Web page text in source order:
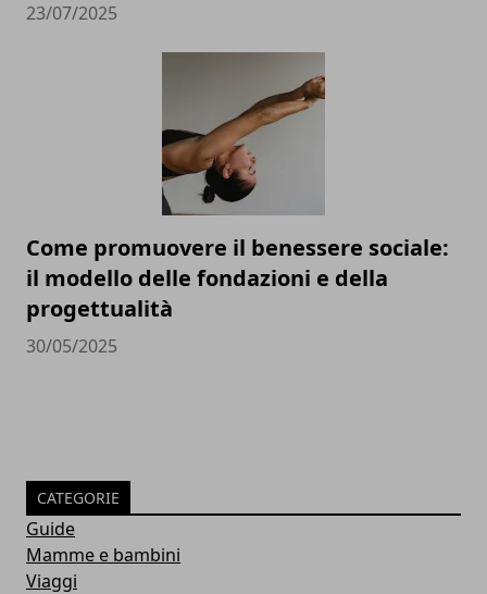
23/07/2025
Come promuovere il benessere sociale:
il modello delle fondazioni e della
progettualità
30/05/2025
CATEGORIE
Guide
Mamme e bambini
Viaggi